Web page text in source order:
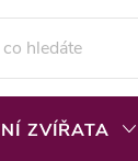
ZVÍŘATA